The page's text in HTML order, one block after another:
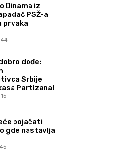
Dinama iz
PSŽ-a
prvaka
dođe:
Srbije
Partizana!
pojačati
gde nastavlja